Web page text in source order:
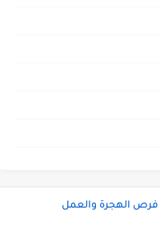
فرص الهجرة والعمل